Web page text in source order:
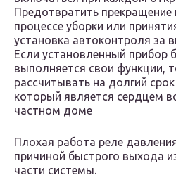
Предотвратить
процессе уборки или
установка автоконтроля за
Если установленный прибор
выполняется свои функции,
рассчитывать на долгий
который является сердцем
частном доме
Плохая работа реле
причиной быстрого выхода
части системы.